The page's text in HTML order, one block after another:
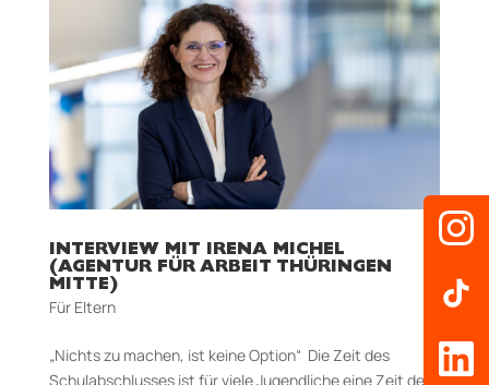
INTERVIEW MIT IRENA MICHEL
(AGENTUR FÜR ARBEIT THÜRINGEN
MITTE)
Für Eltern
„Nichts zu machen, ist keine Option“ Die Zeit des
Schulabschlusses ist für viele Jugendliche eine Zeit der